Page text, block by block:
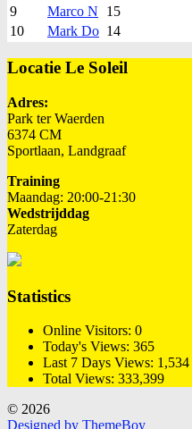
9
Marco N
15
10
Mark Do 14
Locatie Le Soleil
Adres:
Park ter Waerden
6374 CM
Sportlaan, Landgraaf
Training
Maandag: 20:00-21:30
Wedstrijddag
Zaterdag
Statistics
Online Visitors: 0
Today's Views: 365
Last 7 Days Views: 1,534
Total Views: 333,399
© 2026
Designed by ThemeBoy